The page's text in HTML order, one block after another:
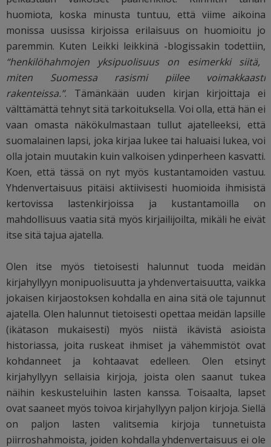
huomiota, koska minusta tuntuu, että viime aikoina
monissa uusissa kirjoissa erilaisuus on huomioitu jo
paremmin. Kuten Leikki leikkinä -blogissakin todettiin,
“henkilöhahmojen yksipuolisuus on esimerkki siitä,
miten Suomessa rasismi piilee voimakkaasti
rakenteissa.”. Tämänkään uuden kirjan kirjoittaja ei
välttämättä tehnyt sitä tarkoituksella. Voi olla, että hän ei
vaan omasta näkökulmastaan tullut ajatelleeksi, että
suomalainen lapsi, joka kirjaa lukee tai haluaisi lukea, voi
olla jotain muutakin kuin valkoisen ydinperheen kasvatti.
Koen, että tässä on nyt myös kustantamoiden vastuu.
Yhdenvertaisuus pitäisi aktiivisesti huomioida ihmisistä
kertovissa lastenkirjoissa ja kustantamoilla on
mahdollisuus vaatia sitä myös kirjailijoilta, mikäli he eivät
itse sitä tajua ajatella.
Olen itse myös tietoisesti halunnut tuoda meidän
kirjahyllyyn monipuolisuutta ja yhdenvertaisuutta, vaikka
jokaisen kirjaostoksen kohdalla en aina sitä ole tajunnut
ajatella. Olen halunnut tietoisesti opettaa meidän lapsille
(ikätason mukaisesti) myös niistä ikävistä asioista
historiassa, joita ruskeat ihmiset ja vähemmistöt ovat
kohdanneet ja kohtaavat edelleen. Olen etsinyt
kirjahyllyyn sellaisia kirjoja, joista olen saanut tukea
näihin keskusteluihin lasten kanssa. Toisaalta, lapset
ovat saaneet myös toivoa kirjahyllyyn paljon kirjoja. Siellä
on paljon lasten valitsemia kirjoja tunnetuista
piirroshahmoista, joiden kohdalla yhdenvertaisuus ei ole